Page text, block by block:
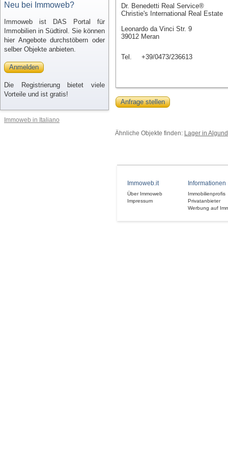
Neu bei Immoweb?
Immoweb ist DAS Portal für
Immobilien in Südtirol. Sie können
hier Angebote durchstöbern oder
selber Objekte anbieten.
Anmelden
Die Registrierung bietet viele
Vorteile und ist gratis!
Immoweb in Italiano
Dr. Benedetti Real Service®
Christie's International Real Estate
Leonardo da Vinci Str. 9
39012 Meran
Tel. +39/0473/236613
Anfrage stellen
Ähnliche Objekte finden: Lager in Algund
Immoweb.it
Über Immoweb
Impressum
Informationen
Immobilienprofis
Privatanbieter
Werbung auf